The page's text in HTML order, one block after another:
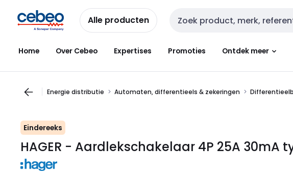
naar
navigatie
naar
inhoud
Alle producten Zoekveld invoer
Home Over Cebeo Expertises Promoties Ontdek meer
Energie distributie Automaten, differentieels & zekeringen
Eindereeks
HAGER - Aardlekschakelaar 4P 25A 30mA